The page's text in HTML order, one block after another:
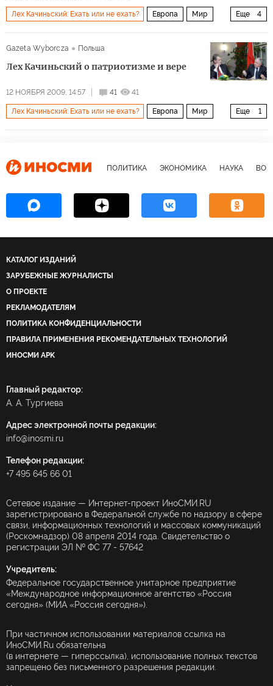
Еще 4
Лех Качиньский: Ехать или не ехать? Европа Мир
Gazeta Wyborcza
Польша
Лех Качиньский о патриотизме и вере
12 НОЯБРЯ 2009, 14:57 41 41
Еще 1
Лех Качиньский: Ехать или не ехать? Европа Мир
ПОЛИТИКА ЭКОНОМИКА НАУКА
КАТАЛОГ ИЗДАНИЙ
ЗАРУБЕЖНЫЕ ЖУРНАЛИСТЫ
О ПРОЕКТЕ
РЕКЛАМОДАТЕЛЯМ
ПОЛИТИКА КОНФИДЕНЦИАЛЬНОСТИ
ПРАВИЛА ПРИМЕНЕНИЯ РЕКОМЕНДАТЕЛЬНЫХ ТЕХНОЛОГИЙ
ИНОСМИ APK
Главный редактор:
А. А. Тургиева
Адрес электронной почты редакции:
info@inosmi.ru
Телефон редакции:
+7 495 645 66 01
Сетевое издание — Интернет-проект ИноСМИ.RU
зарегистрировано в Федеральной службе по надзору в сфере
связи, информационных технологий и массовых коммуникаций
(Роскомнадзор) 08 апреля 2014 года. Свидетельство о
регистрации ЭЛ № ФС 77 - 57642
Учредитель:
Федеральное государственное унитарное предприятие
«Международное информационное агентство «Россия
сегодня» (МИА «Россия сегодня»).
При частичном использовании материалов ссылка на
ИноСМИ.Ru обязательна
(в интернете — гиперссылка), использование полных текстов
запрещено без письменного разрешения редакции.